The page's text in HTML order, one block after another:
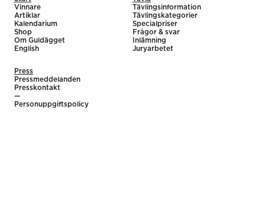
Vinnare
Artiklar
Kalendarium
Shop
Om Guldägget
English
Tävlingsinformation
Tävlingskategorier
Specialpriser
Frågor & svar
Inlämning
Juryarbetet
Press
Pressmeddelanden
Presskontakt
—
Personuppgiftspolicy